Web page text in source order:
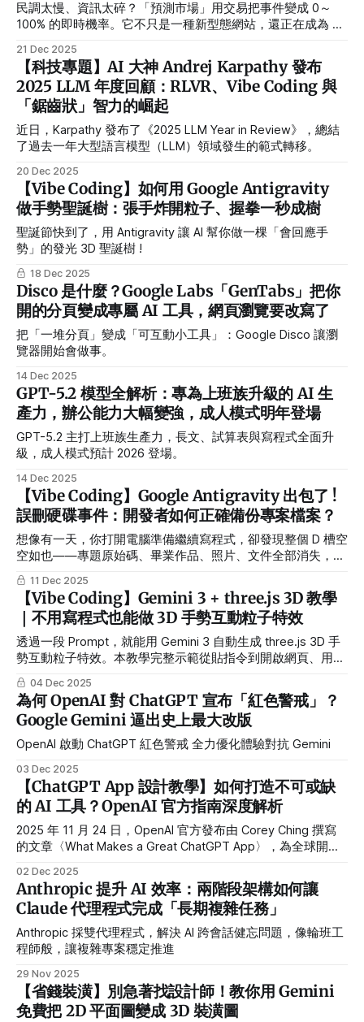
民調太慢、資訊太碎？「預測市場」用交易把事件變成 0～
100% 的即時機率。它不只是一種新型態網站，還正在成為 AI
21 Dec 2025
【科技專題】AI 大神 Andrej Karpathy 發布
2025 LLM 年度回顧：RLVR、Vibe Coding 與
「鋸齒狀」智力的崛起
近日，Karpathy 發布了《2025 LLM Year in Review》，總結
了過去一年大型語言模型（LLM）領域發生的範式轉移。
20 Dec 2025
【Vibe Coding】如何用 Google Antigravity
做手勢聖誕樹：張手炸開粒子、握拳一秒成樹
聖誕節快到了，用 Antigravity 讓 AI 幫你做一棵「會回應手
勢」的發光 3D 聖誕樹 !
18 Dec 2025
Disco 是什麼？Google Labs「GenTabs」把你
開的分頁變成專屬 AI 工具，網頁瀏覽要改寫了
把「一堆分頁」變成「可互動小工具」：Google Disco 讓瀏
覽器開始會做事。
14 Dec 2025
GPT-5.2 模型全解析：專為上班族升級的 AI 生
產力，辦公能力大幅變強，成人模式明年登場
GPT-5.2 主打上班族生產力，長文、試算表與寫程式全面升
級，成人模式預計 2026 登場。
14 Dec 2025
【Vibe Coding】Google Antigravity 出包了 !
誤刪硬碟事件：開發者如何正確備份專案檔案？
想像有一天，你打開電腦準備繼續寫程式，卻發現整個 D 槽空
空如也——專題原始碼、畢業作品、照片、文件全部消失，只
剩下一行「刪除完成」的系統訊息。
11 Dec 2025
【Vibe Coding】Gemini 3 + three.js 3D 教學
｜不用寫程式也能做 3D 手勢互動粒子特效
透過一段 Prompt，就能用 Gemini 3 自動生成 three.js 3D 手
勢互動粒子特效。本教學完整示範從貼指令到開啟網頁、用雙
手操控粒子的全流程。
04 Dec 2025
為何 OpenAI 對 ChatGPT 宣布「紅色警戒」？
Google Gemini 逼出史上最大改版
OpenAI 啟動 ChatGPT 紅色警戒 全力優化體驗對抗 Gemini
03 Dec 2025
【ChatGPT App 設計教學】如何打造不可或缺
的 AI 工具？OpenAI 官方指南深度解析
2025 年 11 月 24 日，OpenAI 官方發布由 Corey Ching 撰寫
的文章〈What Makes a Great ChatGPT App〉，為全球開發
標只有一個：未來的 ChatGPT App，必須真正強化模型能
力，而不是把既有產品硬塞進對話框。 這也意味著：隨著
OpenAI Apps SDK 和應用商店生態逐漸成熟，我們需要徹底
改變對「軟體」與「產品」的想像——從畫面與流程，轉向
「能力集」與「任務完成度」。 ChatGPT App 的本質：從
02 Dec 2025
Anthropic 提升 AI 效率：兩階段架構如何讓
Claude 代理程式完成「長期複雜任務」
Anthropic 採雙代理程式，解決 AI 跨會話健忘問題，像輪班工
程師般，讓複雜專案穩定推進
29 Nov 2025
【省錢裝潢】別急著找設計師！教你用 Gemini
免費把 2D 平面圖變成 3D 裝潢圖